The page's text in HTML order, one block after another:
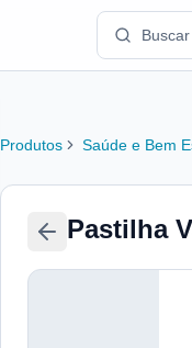
Produtos Saúde e Bem
Pastilha